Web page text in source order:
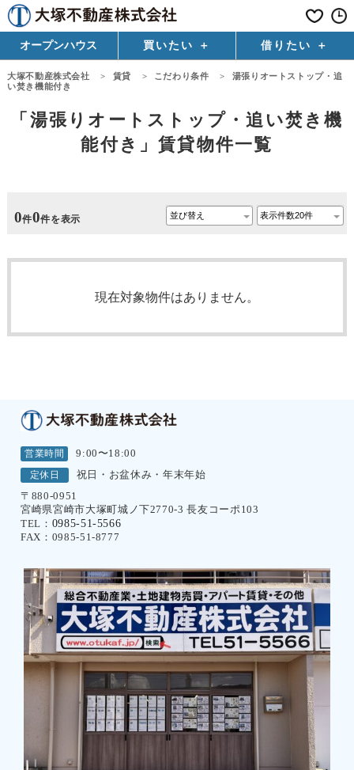
オープンハウス 買いたい 借りたい
大塚不動産株式会社 > 賃貸 > こだわり条件 >
湯張りオートストップ・追
い焚き機能付き
「湯張りオートストップ・追い焚き機
能付き」賃貸物件一覧
0件0件を表示
現在対象物件はありません。
営業時間
9:00〜18:00
定休日
祝日・お盆休み・年末年始
〒880-0951
宮崎県宮崎市大塚町城ノ下2770-3 長友コーポ103
TEL： 0985-51-5566
FAX：0985-51-8777